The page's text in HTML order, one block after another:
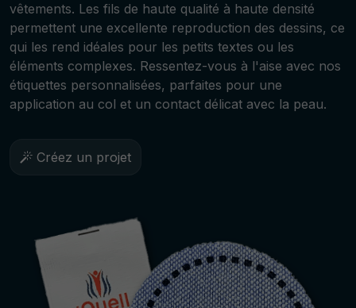
vêtements. Les fils de haute qualité à haute densité
permettent une excellente reproduction des dessins, ce
qui les rend idéales pour les petits textes ou les
éléments complexes. Ressentez-vous à l'aise avec nos
étiquettes personnalisées, parfaites pour une
application au col et un contact délicat avec la peau.
Créez un projet